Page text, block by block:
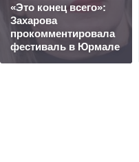
«Это конец всего»:
Захарова
прокомментировала
фестиваль в Юрмале